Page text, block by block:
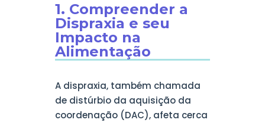
1. Compreender a
Dispraxia e seu
Impacto na
Alimentação
A dispraxia, também chamada
de distúrbio da aquisição da
coordenação (DAC), afeta cerca